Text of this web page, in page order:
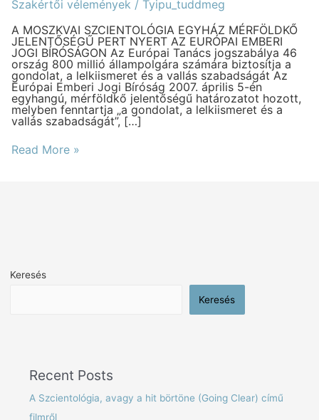
Szakértői vélemények / Tyipu_tuddmeg
A MOSZKVAI SZCIENTOLÓGIA EGYHÁZ MÉRFÖLDKŐ
JELENTŐSÉGŰ PERT NYERT AZ EURÓPAI EMBERI
JOGI BÍRÓSÁGON Az Európai Tanács jogszabálya 46
ország 800 millió állampolgára számára biztosítja a
gondolat, a lelkiismeret és a vallás szabadságát Az
Európai Emberi Jogi Bíróság 2007. április 5-én
egyhangú, mérföldkő jelentőségű határozatot hozott,
melyben fenntartja „a gondolat, a lelkiismeret és a
vallás szabadságát”, […]
határozata
–
Oroszország
Read More »
Keresés
Keresés
Recent Posts
A Szcientológia, avagy a hit börtöne (Going Clear) című
filmről